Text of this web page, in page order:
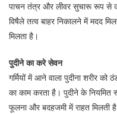
पाचन तंत्र और लीवर सुचारू रूप से
विषैले तत्व बाहर निकालने में मदद
मिलता है।
पुदीने का करे सेवन
गर्मियों में आने वाला पुदीना शरीर
का काम करता है। पुदीने के
फूलना और बदहजमी में राहत मिलती